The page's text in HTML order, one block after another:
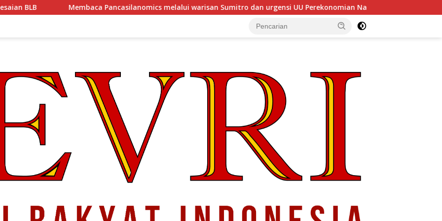
Pancasilanomics melalui warisan Sumitro dan urgensi UU Perekonomian Nasional Menyelaraskan